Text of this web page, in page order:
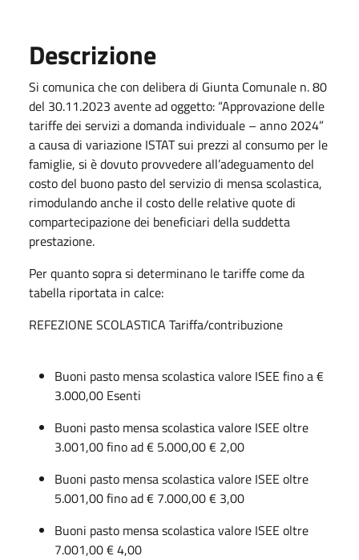
Descrizione
Si comunica che con delibera di Giunta Comunale n. 80
del 30.11.2023 avente ad oggetto: “Approvazione delle
tariffe dei servizi a domanda individuale – anno 2024”
a causa di variazione ISTAT sui prezzi al consumo per le
famiglie, si è dovuto provvedere all’adeguamento del
costo del buono pasto del servizio di mensa scolastica,
rimodulando anche il costo delle relative quote di
compartecipazione dei beneficiari della suddetta
prestazione.
Per quanto sopra si determinano le tariffe come da
tabella riportata in calce:
REFEZIONE SCOLASTICA Tariffa/contribuzione
Buoni pasto mensa scolastica valore ISEE fino a €
3.000,00 Esenti
Buoni pasto mensa scolastica valore ISEE oltre
3.001,00 fino ad € 5.000,00 € 2,00
Buoni pasto mensa scolastica valore ISEE oltre
5.001,00 fino ad € 7.000,00 € 3,00
Buoni pasto mensa scolastica valore ISEE oltre
7.001,00 € 4,00